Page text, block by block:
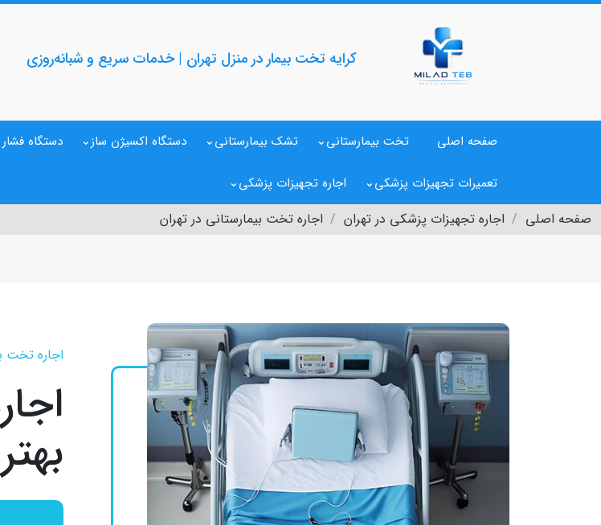
کرایه تخت بیمار در منزل تهران | خدمات سریع و شبانه‌روزی
صفحه اصلی تخت بیمارستانی تشک بیمارستانی دستگاه اکسیژن ساز دستگاه
تعمیرات تجهیزات پزشکی اجاره تجهیزات پزشکی
صفحه اصلی اجاره تجهیزات پزشکی در تهران اجاره تخت بیمارستانی در تهران
اجاره تخت